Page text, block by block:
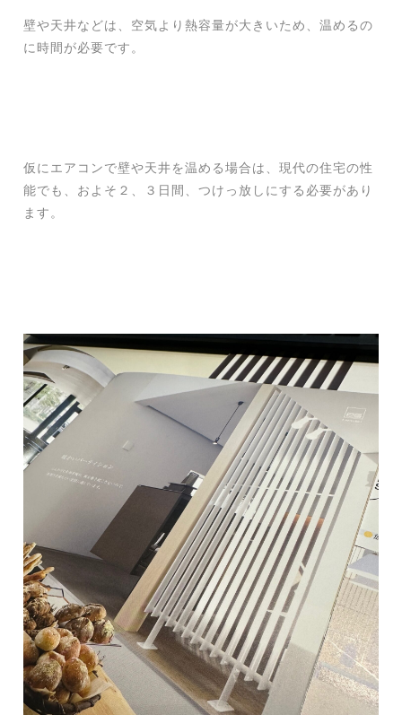
壁や天井などは、空気より熱容量が大きいため、温めるの
に時間が必要です。
仮にエアコンで壁や天井を温める場合は、現代の住宅の性
能でも、およそ２、３日間、つけっ放しにする必要があり
ます。